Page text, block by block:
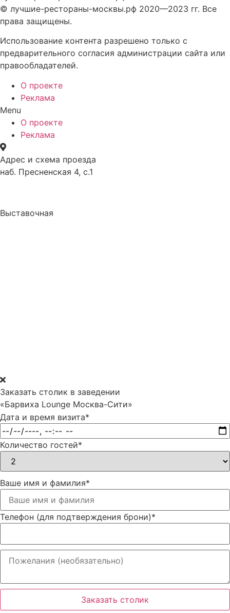
© лучшие-рестораны-москвы.рф 2020—2023 гг. Все
права защищены.
Использование контента разрешено только с
предварительного согласия администрации сайта или
правообладателей.
О проекте
Реклама
Menu
О проекте
Реклама
Адрес и схема проезда
наб. Пресненская 4, с.1
Выставочная
Заказать столик в заведении
«Барвиха Lounge Москва-Сити»
Дата и время визита*
Количество гостей*
Ваше имя и фамилия*
Телефон (для подтверждения брони)*
Заказать столик